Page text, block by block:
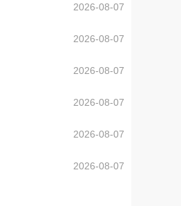
2026-08-07
2026-08-07
2026-08-07
2026-08-07
2026-08-07
2026-08-07